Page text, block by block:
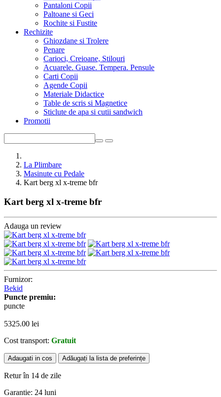
Pantaloni Copii
Paltoane si Geci
Rochite si Fustite
Rechizite
Ghiozdane si Trolere
Penare
Carioci, Creioane, Stilouri
Acuarele. Guase. Tempera. Pensule
Carti Copii
Agende Copii
Materiale Didactice
Table de scris si Magnetice
Sticlute de apa si cutii sandwich
Promotii
La Plimbare
Masinute cu Pedale
Kart berg xl x-treme bfr
Kart berg xl x-treme bfr
Adauga un review
Furnizor:
Bekid
Puncte premiu:
puncte
5325.00 lei
Cost transport: Gratuit
Adaugati in cos Adăugați la lista de preferințe
Retur în 14 de zile
Garantie: 24 luni